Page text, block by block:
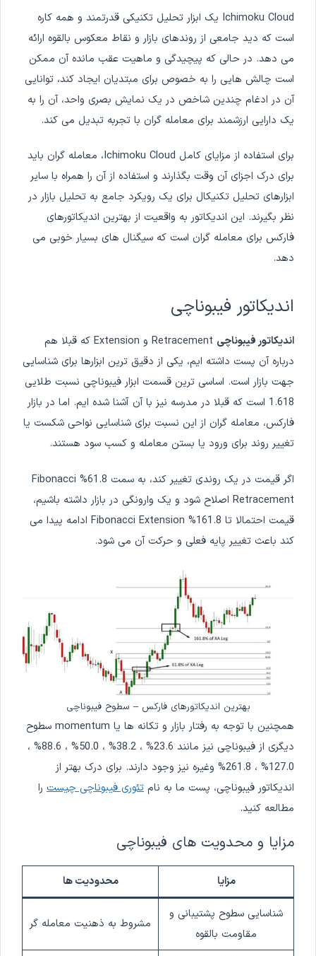
Ichimoku Cloud یک ابزار تحلیل تکنیکی قدرتمند و همه کاره
است که دید جامعی از روندهای بازار و نقاط معکوس بالقوه ارائه
می دهد. در حالی که پیچیدگی و ماهیت عقب مانده آن ممکن
است چالش هایی را به خصوص برای مبتدیان ایجاد کند، توانایی
آن در ادغام چندین شاخص در یک نمایش بصری واحد، آن را به
یک دارایی ارزشمند برای معامله گران با تجربه تبدیل می کند.
برای استفاده از مزایای کامل Ichimoku Cloud، معامله گران باید
برای درک اجزای آن وقت بگذارند و استفاده از آن را همراه با سایر
ابزارهای تحلیل تکنیکال برای یک رویکرد جامع به تحلیل بازار در
نظر بگیرند. این اندیکاتور به واقعیت از بهترین اندیکاتورهای
فارکس برای معامله گران است که سیگنال های بسیار خوبی می
دهد.
اندیکاتور فیبوناچی
اندیکاتور فیبوناچی
Retracement و Extension که قبلا هم
درباره آن پست داشته ایم، یکی از دقیق ترین ابزارها برای شناسایی
جهت بازار است. اساسی ترین قسمت ابزار فیبوناچی نسبت طلایی
1.618 است که قبلا در مدرسه نیز با آن آشنا شده ایم. اما در بازار
فارکس، معامله گران از این نسبت برای شناسایی نواحی شکست یا
تغییر روند برای ورود یا بستن معامله و کسب سود هستند.
اگر قیمت در یک روندی تغییر کند، به سمت 61.8% Fibonacci
Retracement اصلاح شود و یک وارونگی در بازار داشته باشیم،
قیمت احتمالا تا 161.8% Fibonacci Extension ادامه پیدا می
کند باعث تغییر پایه فعلی و حرکت آن می شود.
بهترین اندیکاتورهای فارکس – سطوح فیبوناچی
همچنین با توجه به رفتار بازار و تکانه ها یا momentum سطوح
دیگری از فیبوناچی نیز مانند 23.6% ، 38.2% ، 50.0% ، 88.6% ،
127.0% ، 261.8% وغیره نیز وجود دارند. برای درک بهتر از
اندیکاتور فیبوناچی، پست ما به نام تئوری فیبوناچی چیست را
مطالعه کنید.
مزایا و محدویت های فیبوناچی
مزایا محدودیت ها
شناسایی سطوح پشتیبانی و
مقاومت بالقوه
مشروط به ذهنیت معامله گر